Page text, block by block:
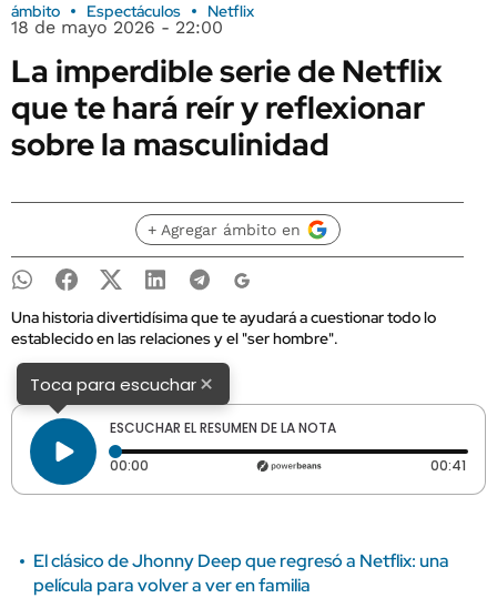
ámbito Espectáculos Netflix
18 de mayo 2026 - 22:00
La imperdible serie de Netflix
que te hará reír y reflexionar
sobre la masculinidad
+ Agregar ámbito en
Una historia divertidísima que te ayudará a cuestionar todo lo
establecido en las relaciones y el "ser hombre".
Toca para escuchar×
ESCUCHAR EL RESUMEN DE LA NOTA
00:00 Tiempo transcurrido: 0 segundos 00:41
El clásico de Jhonny Deep que regresó a Netflix: una
película para volver a ver en familia